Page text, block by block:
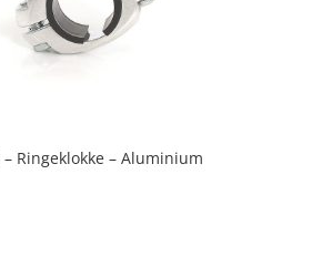
– Ringeklokke – Aluminium